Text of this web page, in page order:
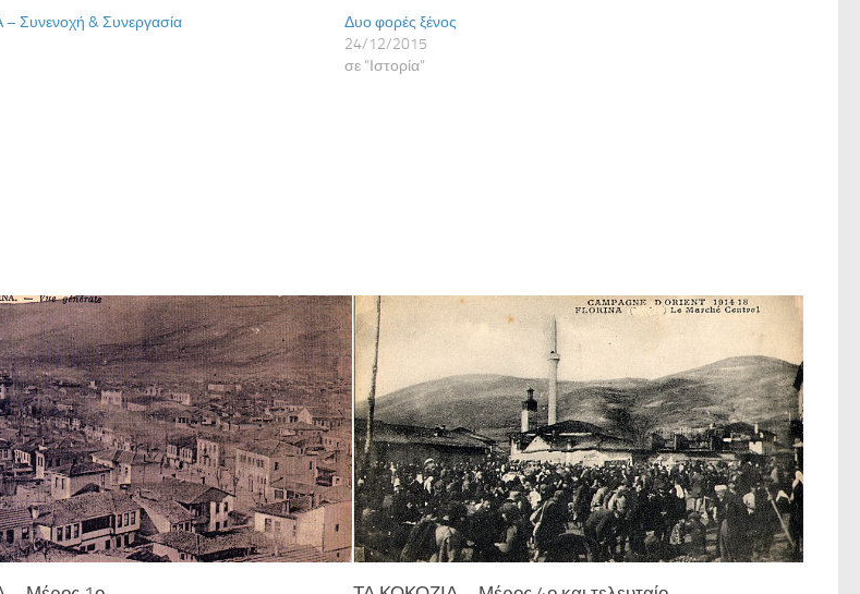
& Συνεργασία
Δυο φορές ξένος
24/12/2015
σε "Ιστορία"